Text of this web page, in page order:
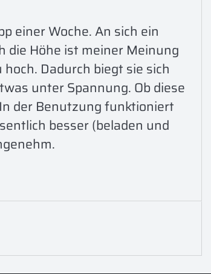
einer Woche. An sich ein
die Höhe ist meiner Meinung
Dadurch biegt sie sich
unter Spannung. Ob diese
der Benutzung funktioniert
besser (beladen und